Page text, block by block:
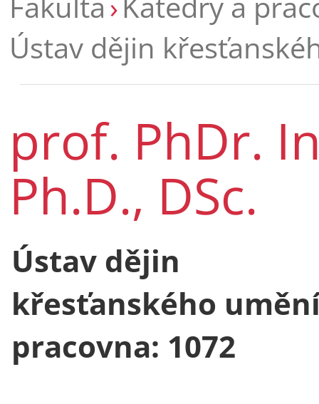
Ústav dějin
prof. PhDr.
Ph.D., DSc.
Ústav dějin
křesťanského
pracovna: 1072